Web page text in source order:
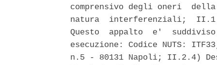
comprensivo degli oneri
natura  interferenziali;
Questo  appalto  e'
esecuzione: Codice NUTS:
n.5 - 80131 Napoli; II.2.4)